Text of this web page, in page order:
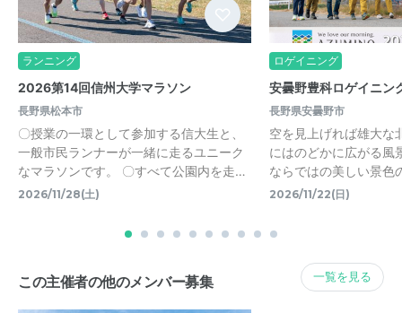
ランニング
2026第14回信州大学マラソン
長野県松本市
〇授業の一環として参加する信大生と、
一般市民ランナーが一緒に走るユニーク
なマラソンです。 〇すべて公園内を走…
2026/11/28(土)
ロゲイニング
安曇野豊科ロゲイニン
長野県安曇野市
空を見上げれば雄大な
にはのどかに広がる風
ならではの美しい景色
2026/11/22(日)
この主催者の他のメンバー募集 一覧を見る